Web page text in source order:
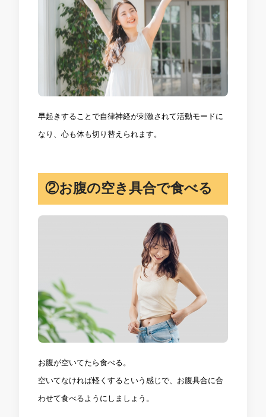
早起きすることで自律神経が刺激されて活動モードに
なり、心も体も切り替えられます。
②お腹の空き具合で食べる
お腹が空いてたら食べる。
空いてなければ軽くするという感じで、お腹具合に合
わせて食べるようにしましょう。